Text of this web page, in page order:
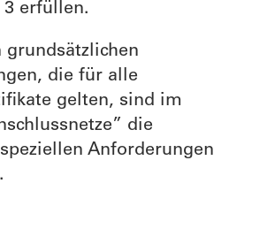
3 erfüllen.
grundsätzlichen
die für alle
gelten, sind im
die
Anforderungen